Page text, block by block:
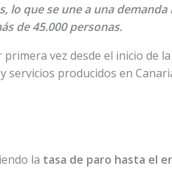
lo que se une a una
de 45.000 personas.
vez desde el inicio de
servicios producidos en
la tasa de paro hasta el